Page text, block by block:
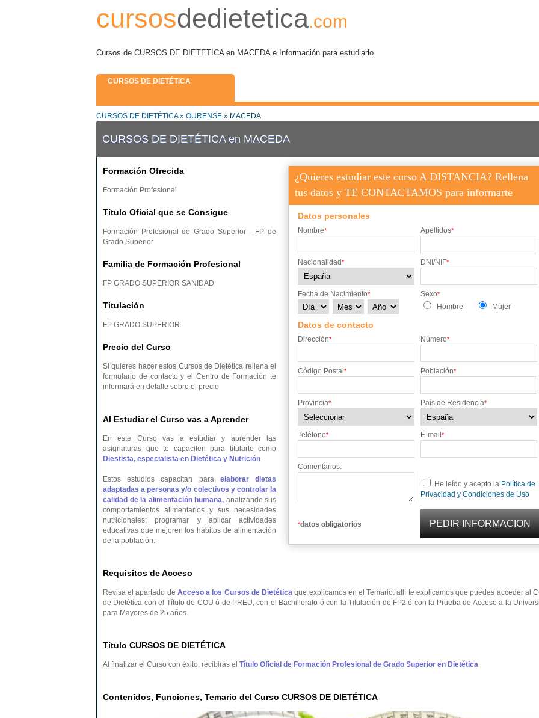
cursosdedietetica.com
Cursos de CURSOS DE DIETETICA en MACEDA e Información para estudiarlo
CURSOS DE DIETÉTICA
CURSOS DE DIETÉTICA» OURENSE » MACEDA
CURSOS DE DIETÉTICA en MACEDA
¿Quieres estudiar este curso A DISTANCIA? Rellena
tus datos y TE CONTACTAMOS para informarte
Datos personales
Nombre* Apellidos*
Nacionalidad* DNI/NIF*
Fecha de Nacimiento* Sexo*
Hombre Mujer
Datos de contacto
Dirección* Número*
Código Postal * Población*
Provincia* País de Residencia*
Teléfono* E-mail *
Comentarios:
He leído y acepto la Política de
Privacidad y Condiciones de Uso
*datos obligatorios
Formación Ofrecida
Formación Profesional
Título Oficial que se Consigue
Formación Profesional de Grado Superior - FP de
Grado Superior
Familia de Formación Profesional
FP GRADO SUPERIOR SANIDAD
Titulación
FP GRADO SUPERIOR
Precio del Curso
Si quieres hacer estos Cursos de Dietética rellena el
formulario de contacto y el Centro de Formación te
informará en detalle sobre el precio
Al Estudiar el Curso vas a Aprender
En este Curso vas a estudiar y aprender las
asignaturas que te capaciten para titularte como
Diestista, especialista en Dietética y Nutrición
Estos estudios capacitan para elaborar dietas
adaptadas a personas y/o colectivos y controlar la
calidad de la alimentación humana, analizando sus
comportamientos alimentarios y sus necesidades
nutricionales; programar y aplicar actividades
educativas que mejoren los hábitos de alimentación
de la población.
Requisitos de Acceso
Revisa el apartado de Acceso a los Cursos de Dietética que explicamos en el Temario: allí te explicamos que puedes acceder al
de Dietética con el Título de COU ó de PREU, con el Bachillerato ó con la Titulación de FP2 ó con la Prueba de Acceso a la
para Mayores de 25 años.
Título CURSOS DE DIETÉTICA
Al finalizar el Curso con éxito, recibirás el Título Oficial de Formación Profesional de Grado Superior en Dietética
Contenidos, Funciones, Temario del Curso CURSOS DE DIETÉTICA